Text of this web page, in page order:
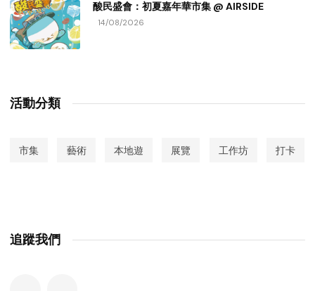
酸民盛會：初夏嘉年華市集 @ AIRSIDE
14/08/2026
活動分類
市集 藝術 本地遊 展覽 工作坊 打卡
追蹤我們